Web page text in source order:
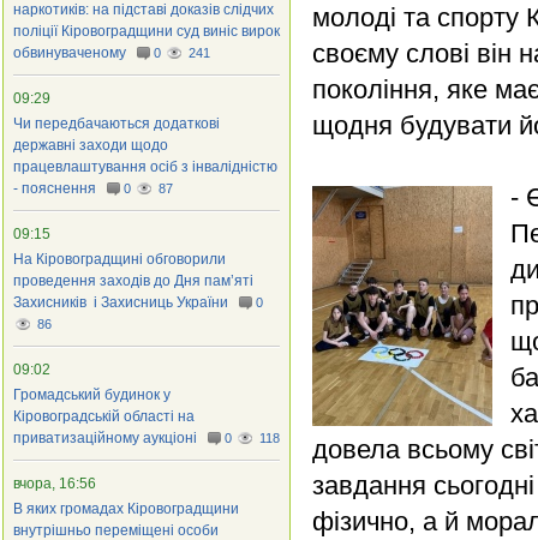
молоді та спорту
своєму слові він
покоління, яке
щодня будувати
-
довела всьому
завдання
фізично, а й
наркотиків: на підставі доказів слідчих
поліції Кіровоградщини суд виніс вирок
обвинуваченому
0 241
09:29
Чи передбачаються додаткові
державні заходи щодо
працевлаштування осіб з інвалідністю
- пояснення
0 87
09:15
На Кіровоградщині обговорили
проведення заходів до Дня пам’яті
Захисників і Захисниць України
0
86
09:02
Громадський будинок у
Кіровоградській області на
приватизаційному аукціоні
0 118
вчора, 16:56
В яких громадах Кіровоградщини
внутрішньо переміщені особи